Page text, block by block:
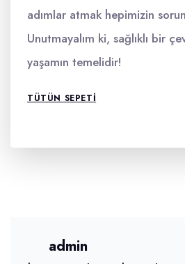
adımlar atmak hepimizin
Unutmayalım ki, sağlıklı bir
yaşamın temelidir!
TÜTÜN SEPETI
admin